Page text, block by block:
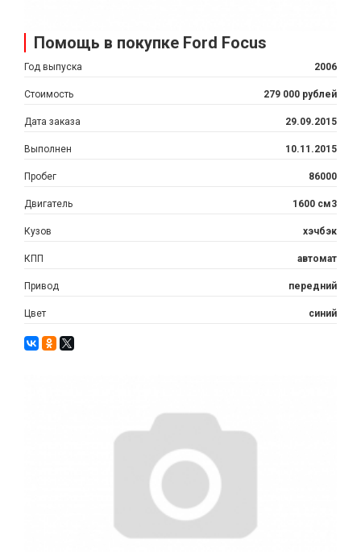
Помощь в покупке Ford Focus
Год выпуска 2006
Стоимость 279 000 рублей
Дата заказа 29.09.2015
Выполнен 10.11.2015
Пробег 86000
Двигатель 1600 см3
Кузов хэчбэк
КПП автомат
Привод передний
Цвет синий